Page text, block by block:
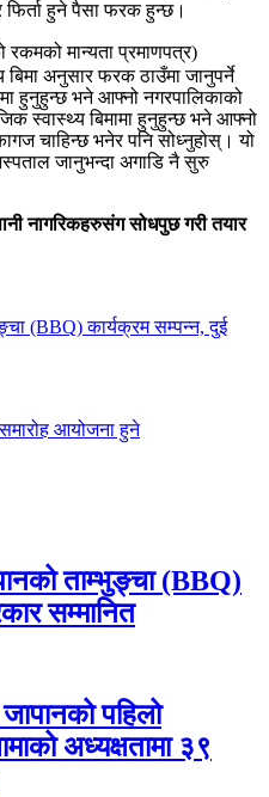
हुने पैसा फरक हुन्छ।
मान्यता प्रमाणपत्र)
अनुसार फरक ठाउँमा जानुपर्ने
हुनुहुन्छ भने आफ्नो नगरपालिकाको
स्वास्थ्य बिमामा हुनुहुन्छ भने आफ्नो
चाहिन्छ भनेर पनि सोध्नुहोस्। यो
जानुभन्दा अगाडि नै सुरु
नागरिकहरुसंग सोधपुछ गरी तयार
(BBQ) कार्यक्रम सम्पन्न, दुई
आयोजना हुने
ताम्भुङ्चा (BBQ)
सम्मानित
पहिलो
अध्यक्षतामा ३९